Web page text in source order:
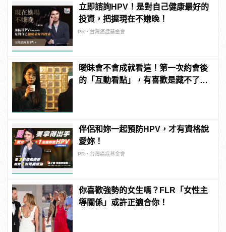
立即諮詢HPV！是對自己健康最好的
投資，把握現在不嫌晚！
PR・台灣癌症基金會
曖昧會不會成就看這！第一次約會後
的「互動看點」，有喜歡是藏不了
伴侶和妳一起預防HPV，才有資格說
愛妳！
PR・台灣癌症基金會
你喜歡強勢的女生嗎？FLR「女性主
導關係」或許正適合你！